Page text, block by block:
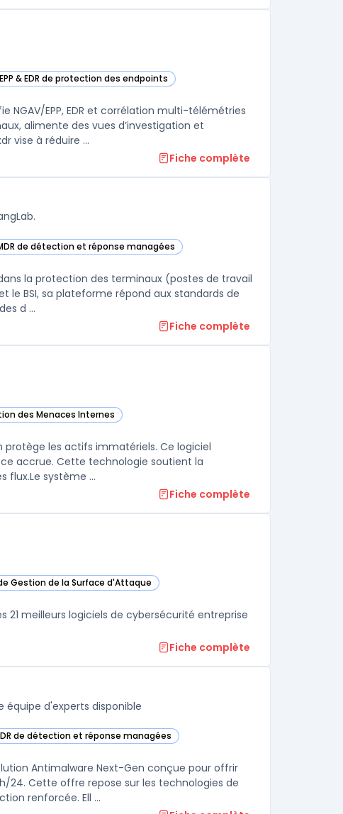
& EDR de protection des endpoints
dans cette catégorie
NGAV/EPP, EDR et corrélation multi-télémétries
alimente des vues d’investigation et
vise à réduire ...
Fiche complète
de détection et réponse managées
dans cette catégorie
la protection des terminaux (postes de travail
le BSI, sa plateforme répond aux standards de
d ...
Fiche complète
des Menaces Internes
catégorie
les actifs immatériels. Ce logiciel
accrue. Cette technologie soutient la
souveraineté numérique tout en gardant un contrôle strict sur les flux.Le système ...
Fiche complète
Gestion de la Surface d'Attaque
Cortex XSIAM dans cette catégorie
meilleurs logiciels de cybersécurité entreprise
Fiche complète
d'experts disponible
de détection et réponse managées
Managed Detection and Services dans cette catégorie
Antimalware Next-Gen conçue pour offrir
Cette offre repose sur les technologies de
renforcée. Ell ...